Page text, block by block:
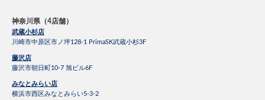
神奈川県（4店舗）
武蔵小杉店
川崎市中原区市ノ坪128-1 PrimaSK武蔵小杉3F
藤沢店
藤沢市朝日町10-7 旭ビル6F
みなとみらい店
横浜市西区みなとみらい5-3-2